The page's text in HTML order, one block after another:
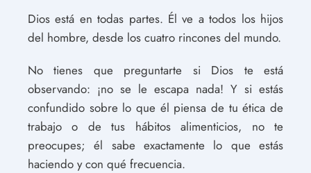
Dios está en todas partes. Él ve a todos los hijos
del hombre, desde los cuatro rincones del mundo.
No tienes que preguntarte si Dios te está
observando: ¡no se le escapa nada! Y si estás
confundido sobre lo que él piensa de tu ética de
trabajo o de tus hábitos alimenticios, no te
preocupes; él sabe exactamente lo que estás
haciendo y con qué frecuencia.